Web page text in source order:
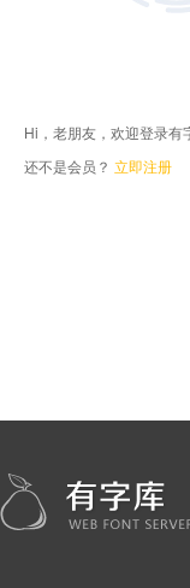
Hi，老朋友，欢迎登录有
还不是会员？ 立即注册